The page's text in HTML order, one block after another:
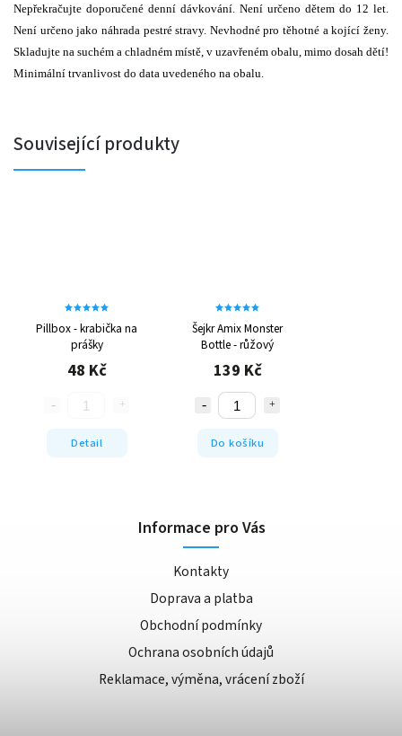
Nepřekračujte doporučené denní dávkování. Není určeno dětem do 12 let.
Není určeno jako náhrada pestré stravy. Nevhodné pro těhotné a kojící ženy.
Skladujte na suchém a chladném místě, v uzavřeném obalu, mimo dosah dětí!
Minimální trvanlivost do data uvedeného na obalu.
Související produkty
Pillbox - krabička na
prášky
48 Kč
Detail
Šejkr Amix Monster
Bottle - růžový
139 Kč
Do košíku
Informace pro Vás
Kontakty
Doprava a platba
Obchodní podmínky
Ochrana osobních údajů
Reklamace, výměna, vrácení zboží